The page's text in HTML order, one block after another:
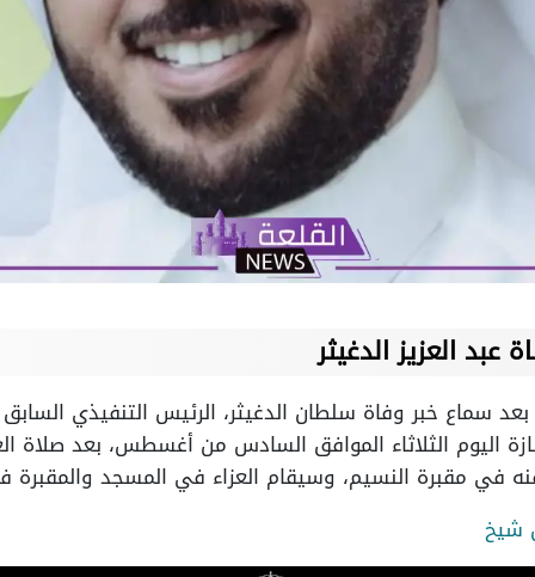
العزيز الدغيثر
سماع خبر وفاة سلطان الدغيثر، الرئيس التنفيذي
اليوم الثلاثاء الموافق السادس من أغسطس، بعد
في مقبرة النسيم، وسيقام العزاء في المسجد والمقبرة
شيخ